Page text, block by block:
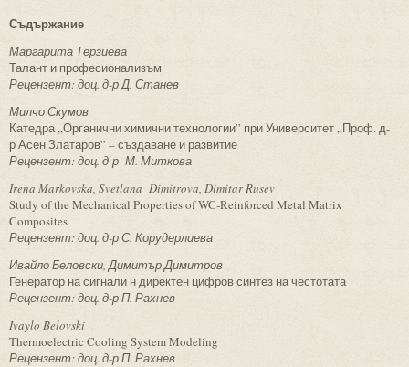
Съдържание
Маргарита Терзиева
Талант и професионализъм
Рецензент: доц. д-р Д. Станев
Милчо Скумов
Катедра „Органични химични технологии” при Университет „Проф. д-
р Асен Златаров” – създаване и развитие
Рецензент: доц. д-р М. Миткова
Irena Markovska, Svetlana Dimitrova, Dimitar Rusev
Study of the Mechanical Properties of WC-Reinforced Metal Matrix
Composites
Рецензент: доц. д-р С. Корудерлиева
Ивайло Беловски, Димитър Димитров
Генератор на сигнали н директен цифров синтез на честотата
Рецензент: доц. д-р П. Рахнев
Ivaylo Belovski
Thermoelectric Cooling System Modeling
Рецензент: доц. д-р П. Рахнев